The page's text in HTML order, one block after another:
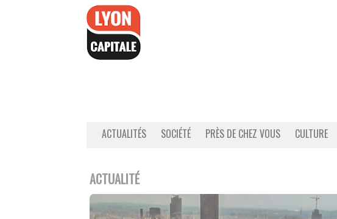
ACTUALITÉS SOCIÉTÉ PRÈS DE CHEZ VOUS CULTURE
ACTUALITÉ